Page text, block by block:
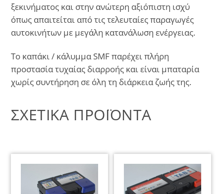
ξεκινήματος και στην ανώτερη αξιόπιστη ισχύ
όπως απαιτείται από τις τελευταίες παραγωγές
αυτοκινήτων με μεγάλη κατανάλωση ενέργειας.
Το καπάκι / κάλυμμα SMF παρέχει πλήρη
προστασία τυχαίας διαρροής και είναι μπαταρία
χωρίς συντήρηση σε όλη τη διάρκεια ζωής της.
ΣΧΕΤΙΚΆ ΠΡΟΪΌΝΤΑ